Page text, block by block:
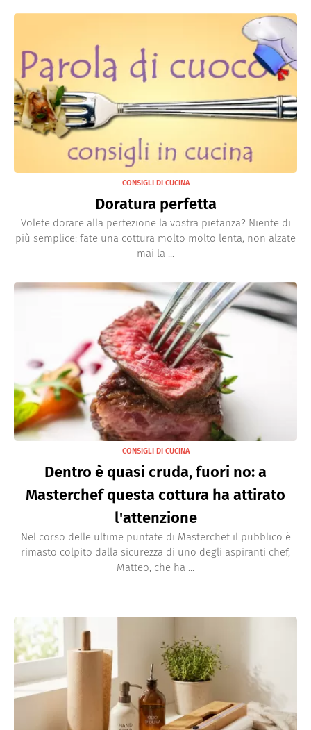
CONSIGLI DI CUCINA
Doratura perfetta
Volete dorare alla perfezione la vostra pietanza? Niente di
più semplice: fate una cottura molto molto lenta, non alzate
mai la ...
CONSIGLI DI CUCINA
Dentro è quasi cruda, fuori no: a
Masterchef questa cottura ha attirato
l'attenzione
Nel corso delle ultime puntate di Masterchef il pubblico è
rimasto colpito dalla sicurezza di uno degli aspiranti chef,
Matteo, che ha ...